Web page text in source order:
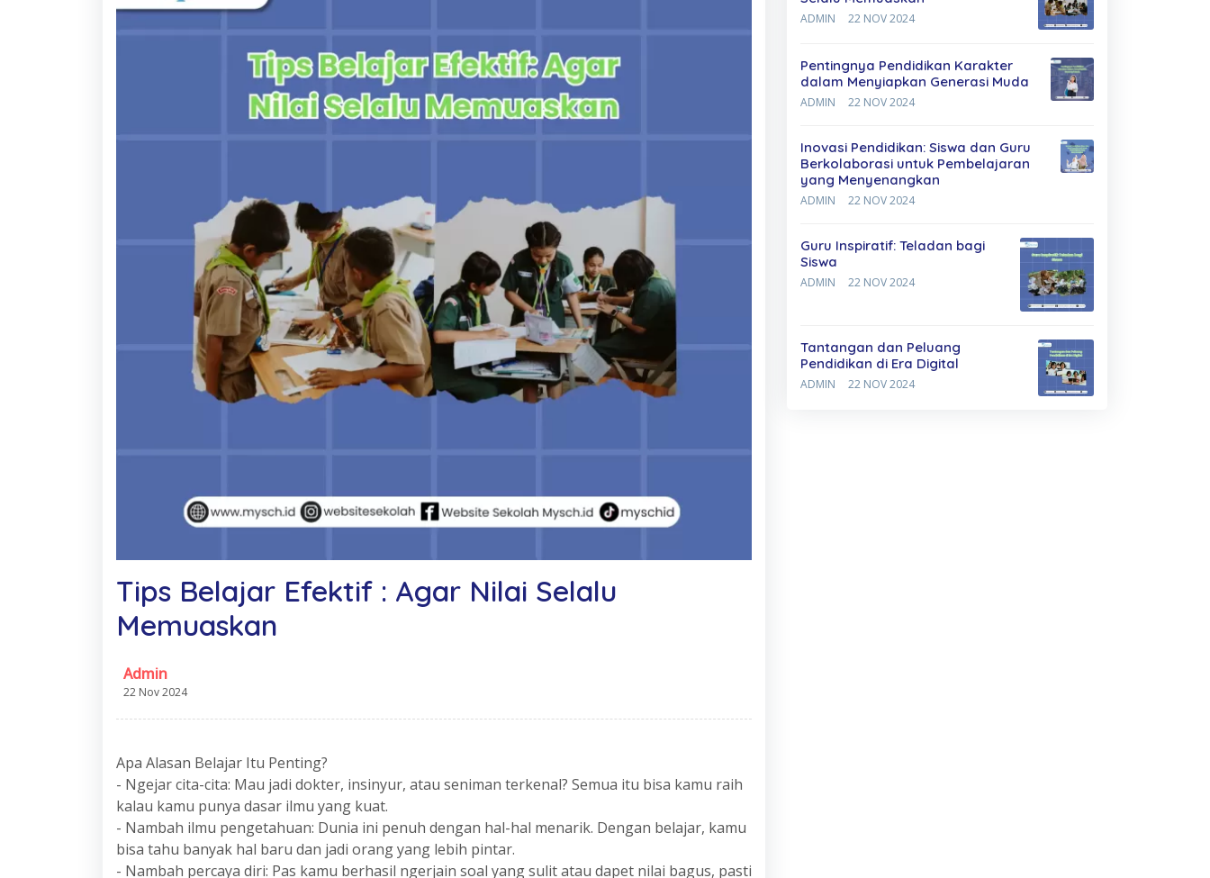
Tips Belajar Efektif : Agar Nilai Selalu
Memuaskan
Admin
22 Nov 2024
Apa Alasan Belajar Itu Penting?
- Ngejar cita-cita: Mau jadi dokter, insinyur, atau seniman terkenal? Semua itu bisa kamu raih
kalau kamu punya dasar ilmu yang kuat.
- Nambah ilmu pengetahuan: Dunia ini penuh dengan hal-hal menarik. Dengan belajar, kamu
bisa tahu banyak hal baru dan jadi orang yang lebih pintar.
- Nambah percaya diri: Pas kamu berhasil ngerjain soal yang sulit atau dapet nilai bagus, pasti
ADMIN 22 NOV 2024
Pentingnya Pendidikan Karakter
dalam Menyiapkan Generasi Muda
ADMIN 22 NOV 2024
Inovasi Pendidikan: Siswa dan Guru
Berkolaborasi untuk Pembelajaran
yang Menyenangkan
ADMIN 22 NOV 2024
Guru Inspiratif: Teladan bagi
Siswa
ADMIN 22 NOV 2024
Tantangan dan Peluang
Pendidikan di Era Digital
ADMIN 22 NOV 2024